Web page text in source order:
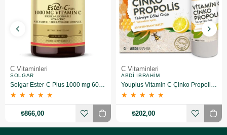
C Vitaminleri
SOLGAR
Solgar Ester-C Plus 1000 mg 60 Kapsül
★ ★ ★ ★ ★
₺866,00
C Vitaminleri
ABDI İBRAHIM
Youplus Vitamin C Çinko Propolis 20 Efervesan Tablet
★ ★ ★ ★ ★
₺202,00